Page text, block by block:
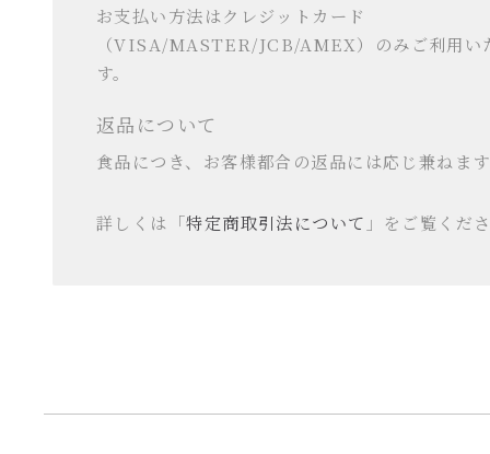
お支払い方法はクレジットカード
（VISA/MASTER/JCB/AMEX）のみご利用い
す。
返品について
食品につき、お客様都合の返品には応じ兼ねま
詳しくは「特定商取引法について 」をご覧くだ